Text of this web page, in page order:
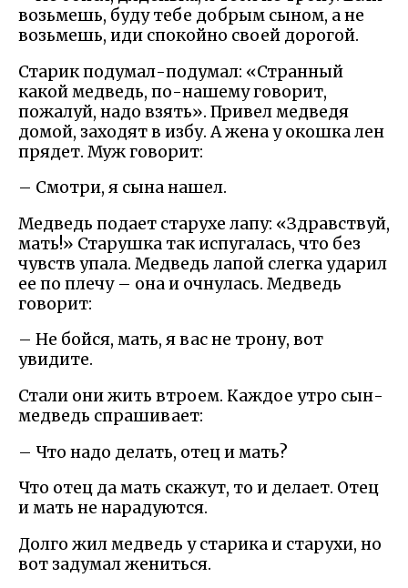
возьмешь, буду тебе добрым сыном, а не
возьмешь, иди спокойно своей дорогой.
Старик подумал-подумал: «Странный
какой медведь, по-нашему говорит,
пожалуй, надо взять». Привел медведя
домой, заходят в избу. А жена у окошка лен
прядет. Муж говорит:
– Смотри, я сына нашел.
Медведь подает старухе лапу: «Здравствуй,
мать!» Старушка так испугалась, что без
чувств упала. Медведь лапой слегка ударил
ее по плечу – она и очнулась. Медведь
говорит:
– Не бойся, мать, я вас не трону, вот
увидите.
Стали они жить втроем. Каждое утро сын-
медведь спрашивает:
– Что надо делать, отец и мать?
Что отец да мать скажут, то и делает. Отец
и мать не нарадуются.
Долго жил медведь у старика и старухи, но
вот задумал жениться.